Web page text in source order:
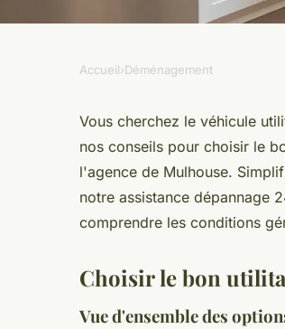
idéal à illzach
Accueil›Déménagement
Vous cherchez le véhicule
nos conseils pour choisir le
l'agence de Mulhouse.
notre assistance dépannage
comprendre les conditions
Choisir le bon
Vue d'ensemble des